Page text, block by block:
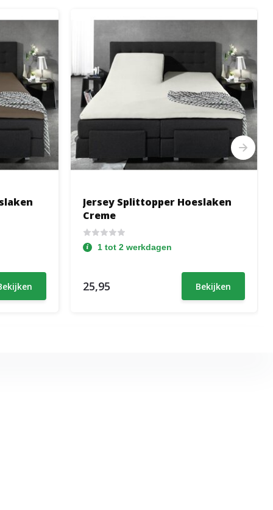
Jersey Splittopper Hoeslaken
Creme
1 tot 2 werkdagen
25,95 Bekijken